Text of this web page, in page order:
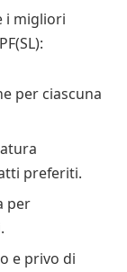
i migliori
per ciascuna
preferiti.
per
e privo di